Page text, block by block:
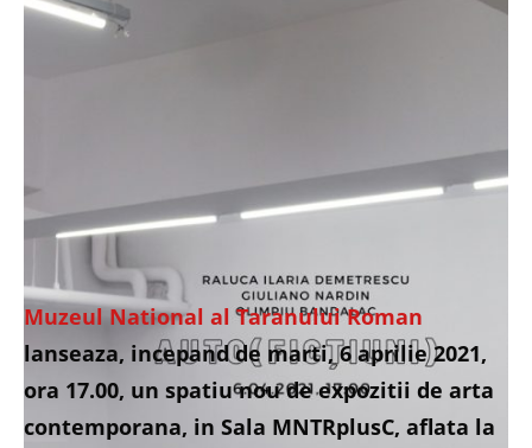
Muzeul National al Taranului Roman
lanseaza, incepand de marti, 6 aprilie 2021,
ora 17.00, un spatiu nou de expozitii de arta
contemporana, in Sala MNTRplusC, aflata la